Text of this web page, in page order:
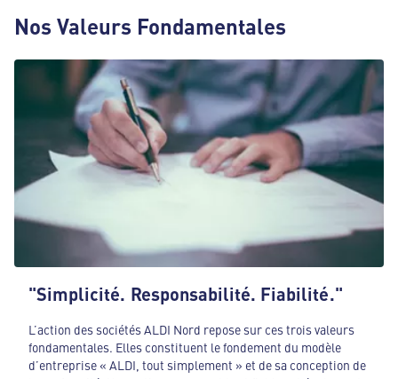
Nos Valeurs Fondamentales
"Simplicité. Responsabilité. Fiabilité."
L’action des sociétés ALDI Nord repose sur ces trois valeurs
fondamentales. Elles constituent le fondement du modèle
d’entreprise « ALDI, tout simplement » et de sa conception de